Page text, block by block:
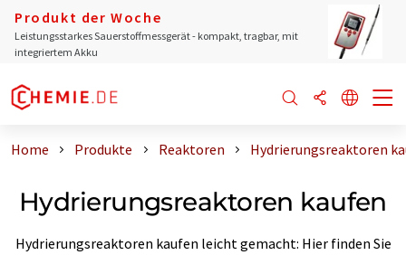
Produkt der Woche
Leistungsstarkes Sauerstoffmessgerät - kompakt, tragbar, mit
integriertem Akku
Home Produkte Reaktoren Hydrierungsreaktoren
Hydrierungsreaktoren kaufen
Hydrierungsreaktoren kaufen leicht gemacht: Hier finden Sie